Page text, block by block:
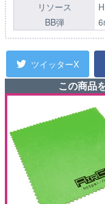
リソース
BB弾
ツイッターX
この商品